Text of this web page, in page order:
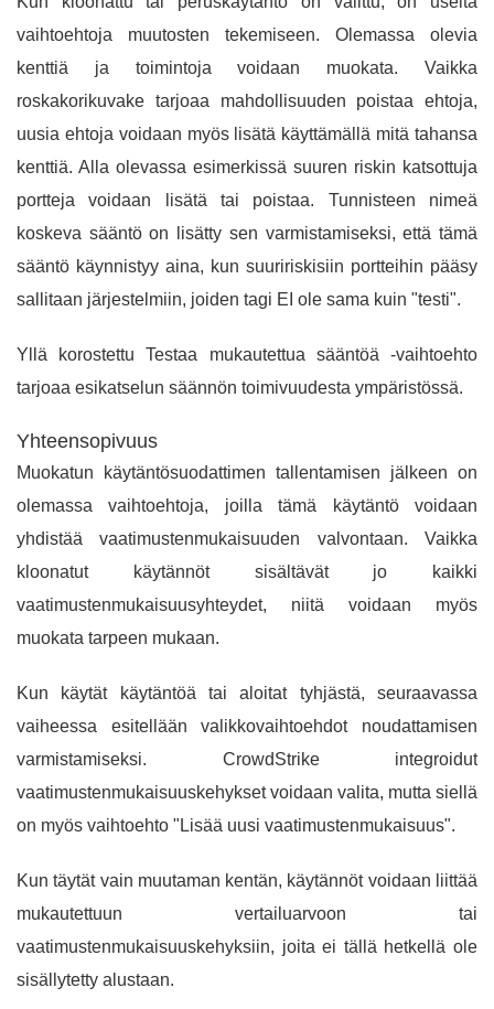
vaihtoehtoja muutosten tekemiseen. Olemassa olevia
kenttiä ja toimintoja voidaan muokata. Vaikka
roskakorikuvake tarjoaa mahdollisuuden poistaa ehtoja,
uusia ehtoja voidaan myös lisätä käyttämällä mitä tahansa
kenttiä. Alla olevassa esimerkissä suuren riskin katsottuja
portteja voidaan lisätä tai poistaa. Tunnisteen nimeä
koskeva sääntö on lisätty sen varmistamiseksi, että tämä
sääntö käynnistyy aina, kun suuririskisiin portteihin pääsy
sallitaan järjestelmiin, joiden tagi EI ole sama kuin "testi".
Yllä korostettu Testaa mukautettua sääntöä -vaihtoehto
tarjoaa esikatselun säännön toimivuudesta ympäristössä.
Yhteensopivuus
Muokatun käytäntösuodattimen tallentamisen jälkeen on
olemassa vaihtoehtoja, joilla tämä käytäntö voidaan
yhdistää vaatimustenmukaisuuden valvontaan. Vaikka
kloonatut käytännöt sisältävät jo kaikki
vaatimustenmukaisuusyhteydet, niitä voidaan myös
muokata tarpeen mukaan.
Kun käytät käytäntöä tai aloitat tyhjästä, seuraavassa
vaiheessa esitellään valikkovaihtoehdot noudattamisen
varmistamiseksi. CrowdStrike integroidut
vaatimustenmukaisuuskehykset voidaan valita, mutta siellä
on myös vaihtoehto "Lisää uusi vaatimustenmukaisuus".
Kun täytät vain muutaman kentän, käytännöt voidaan liittää
mukautettuun vertailuarvoon tai
vaatimustenmukaisuuskehyksiin, joita ei tällä hetkellä ole
sisällytetty alustaan.